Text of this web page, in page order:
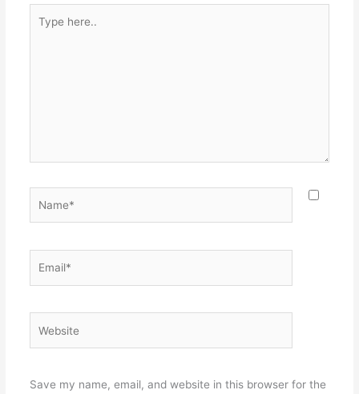
here..
Save my name, email, and website in this browser for the